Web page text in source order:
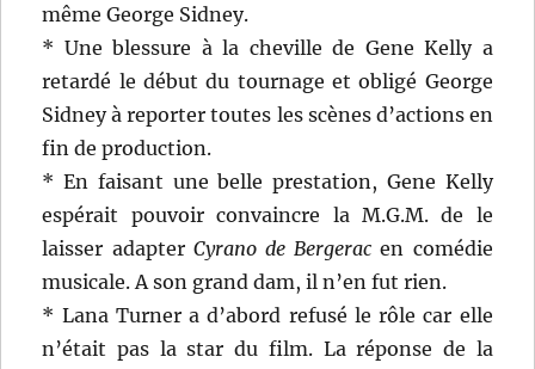
même George Sidney.
* Une blessure à la cheville de Gene Kelly a
retardé le début du tournage et obligé George
Sidney à reporter toutes les scènes d’actions en
fin de production.
* En faisant une belle prestation, Gene Kelly
espérait pouvoir convaincre la M.G.M. de le
laisser adapter Cyrano de Bergerac en comédie
musicale. A son grand dam, il n’en fut rien.
* Lana Turner a d’abord refusé le rôle car elle
n’était pas la star du film. La réponse de la